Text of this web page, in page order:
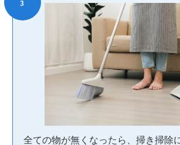
全ての物が無くなったら、掃き掃除